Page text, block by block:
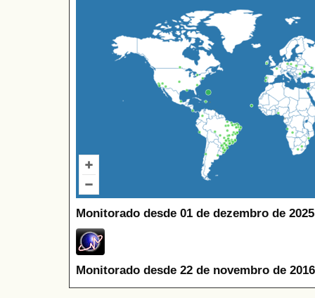
Monitorado desde 01 de dezembro de
Monitorado desde 22 de novembro de